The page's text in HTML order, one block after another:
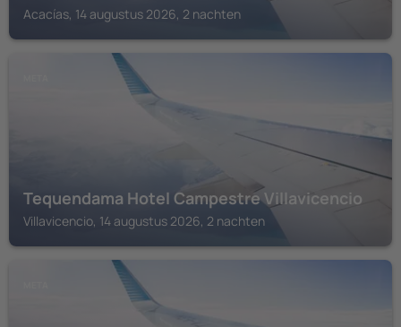
Acacías, 14 augustus 2026, 2 nachten
Tequendama Hotel Campestre Villavicencio
Villavicencio, 14 augustus 2026, 2 nachten